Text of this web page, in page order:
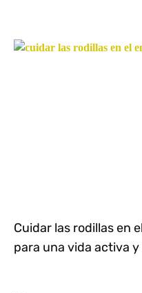
Cuidar las rodillas en
para una vida activa